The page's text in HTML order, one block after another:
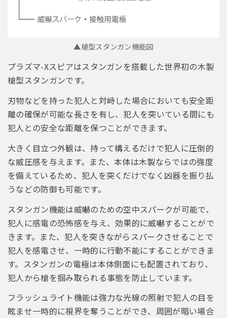
▲槍型スタンガン機能図
プラズマ-Xスピアはスタンガンを搭載した世界初の木製
槍型スタンガンです。
刃物などを持った犯人と対峙した場合においても安全距
離の確保が可能な長さを有し、犯人を突いている間にも
犯人との安全な距離を保つことができます。
大きく目立つ外観は、持って構えるだけで犯人に圧倒的
な威圧感を与えます。また、本体は木製ならではの強度
を備えているため、犯人を突くだけでなく凶器を振り払
うなどの防御も可能です。
スタンガン機能は威嚇のための空中スパークが可能で、
犯人に感電の恐怖感を与え、効果的に威嚇することがで
きます。また、犯人を突きながらスパークさせることで
犯人を感電させ、一時的に行動不能にすることができま
す。スタンガンの電極は本体側面にも配置されており、
犯人から槍を掴み取られる事態を防止しています。
フラッシュライト機能は強力な光線の照射で犯人の目を
眩ませ一時的に視界を奪うことができ、周囲が暗い場合